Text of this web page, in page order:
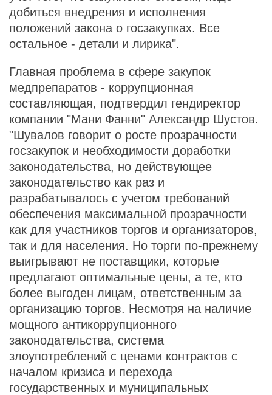
добиться внедрения и исполнения
положений закона о госзакупках. Все
остальное - детали и лирика".
Главная проблема в сфере закупок
медпрепаратов - коррупционная
составляющая, подтвердил гендиректор
компании "Мани Фанни" Александр Шустов.
"Шувалов говорит о росте прозрачности
госзакупок и необходимости доработки
законодательства, но действующее
законодательство как раз и
разрабатывалось с учетом требований
обеспечения максимальной прозрачности
как для участников торгов и организаторов,
так и для населения. Но торги по-прежнему
выигрывают не поставщики, которые
предлагают оптимальные цены, а те, кто
более выгоден лицам, ответственным за
организацию торгов. Несмотря на наличие
мощного антикоррупционного
законодательства, система
злоупотреблений с ценами контрактов с
началом кризиса и перехода
государственных и муниципальных